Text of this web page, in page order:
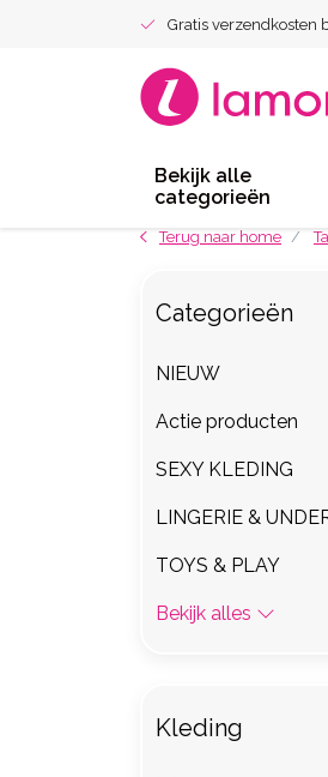
Gratis verzendkosten
Bekijk alle
categorieën
Terug naar home
Categorieën
NIEUW
Actie producten
SEXY KLEDING
LINGERIE &
TOYS & PLAY
Bekijk alles
Kleding